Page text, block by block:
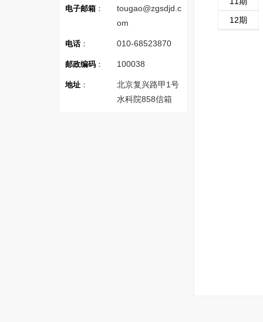
电子邮箱 ：
tougao@zgsdjd.c
om
电话 ： 010-68523870
邮政编码 ： 100038
地址 ：
北京复兴路甲1号
水科院858信箱
12期